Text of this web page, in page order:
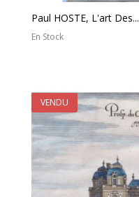
Paul HOSTE, L'art Des...
En Stock
VENDU